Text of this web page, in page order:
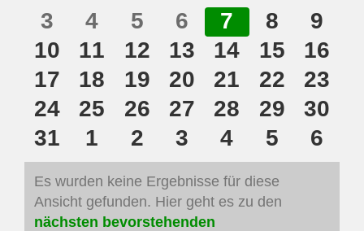
Veranstaltungen
Veranstaltungen
Veranstaltungen
Veranstaltungen
Veranstaltungen
0
Veranstaltungen
3
0
Veranstaltungen
4
0
Veranstaltungen
5
0
Veranstaltungen
6
0
7
0
8
0
9
0
Veranstaltungen
10
0
Veranstaltungen
11
0
Veranstaltungen
12
0
Veranstaltungen
13
0
14
0
15
0
16
0
Veranstaltungen
17
0
Veranstaltungen
18
0
Veranstaltungen
19
0
Veranstaltungen
20
0
21
0
22
0
23
0
Veranstaltungen
24
0
Veranstaltungen
25
0
Veranstaltungen
26
0
Veranstaltungen
27
0
28
0
29
0
30
0
Veranstaltungen
31
0
Veranstaltungen
1
0
Veranstaltungen
2
0
Veranstaltungen
3
0
4
0
5
0
6
Hinweis
Es wurden keine Ergebnisse für diese
Ansicht gefunden. Hier geht es zu den
nächsten bevorstehenden